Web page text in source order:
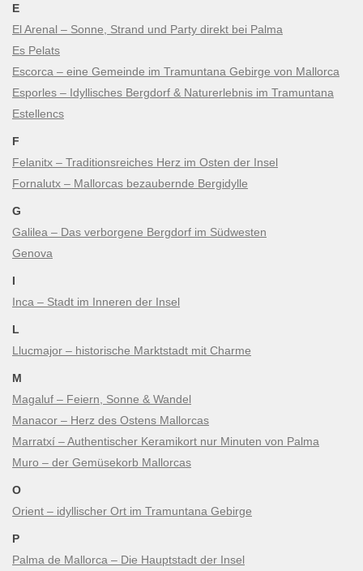
E
El Arenal – Sonne, Strand und Party direkt bei Palma
Es Pelats
Escorca – eine Gemeinde im Tramuntana Gebirge von Mallorca
Esporles – Idyllisches Bergdorf & Naturerlebnis im Tramuntana
Estellencs
F
Felanitx – Traditionsreiches Herz im Osten der Insel
Fornalutx – Mallorcas bezaubernde Bergidylle
G
Galilea – Das verborgene Bergdorf im Südwesten
Genova
I
Inca – Stadt im Inneren der Insel
L
Llucmajor – historische Marktstadt mit Charme
M
Magaluf – Feiern, Sonne & Wandel
Manacor – Herz des Ostens Mallorcas
Marratxí – Authentischer Keramikort nur Minuten von Palma
Muro – der Gemüsekorb Mallorcas
O
Orient – idyllischer Ort im Tramuntana Gebirge
P
Palma de Mallorca – Die Hauptstadt der Insel